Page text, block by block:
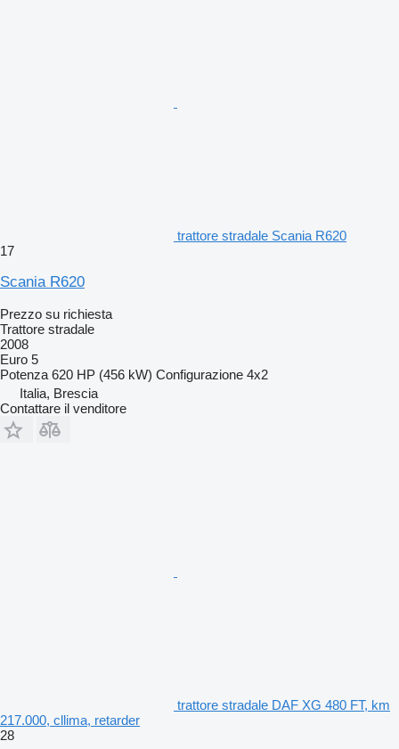
trattore stradale Scania R620
17
Scania R620
Prezzo su richiesta
Trattore stradale
2008
Euro 5
Potenza 620 HP (456 kW) Configurazione 4x2
Italia, Brescia
Contattare il venditore
trattore stradale DAF XG 480 FT, km
217.000, cllima, retarder
28